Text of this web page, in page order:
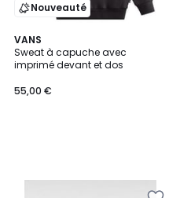
Nouveauté
VANS
Sweat à capuche avec
imprimé devant et dos
55,00 €